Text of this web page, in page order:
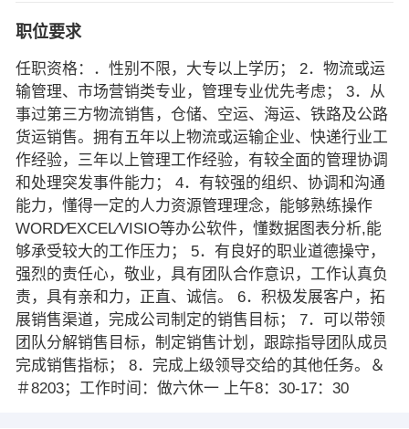
职位要求
任职资格：．性别不限，大专以上学历； 2．物流或运
输管理、市场营销类专业，管理专业优先考虑； 3．从
事过第三方物流销售，仓储、空运、海运、铁路及公路
货运销售。拥有五年以上物流或运输企业、快递行业工
作经验，三年以上管理工作经验，有较全面的管理协调
和处理突发事件能力； 4．有较强的组织、协调和沟通
能力，懂得一定的人力资源管理理念，能够熟练操作
WORD∕EXCEL∕VISIO等办公软件，懂数据图表分析,能
够承受较大的工作压力； 5．有良好的职业道德操守，
强烈的责任心，敬业，具有团队合作意识，工作认真负
责，具有亲和力，正直、诚信。 6．积极发展客户，拓
展销售渠道，完成公司制定的销售目标； 7．可以带领
团队分解销售目标，制定销售计划，跟踪指导团队成员
完成销售指标； 8．完成上级领导交给的其他任务。＆
＃8203；工作时间：做六休一 上午8：30-17：30